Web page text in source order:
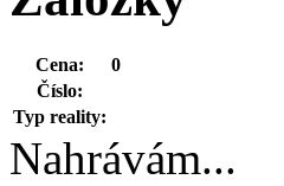
Cena:
0
Číslo:
Typ reality:
Nahrávám...